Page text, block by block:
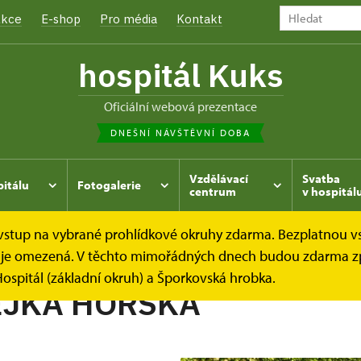
E-shop Pro média Kontakt
hospitál Kuks
oficiální webová prezentace
DNEŠNÍ NÁVŠTĚVNÍ DOBA
Fotogalerie
Vzdělávací
centrum
Svatba
v
na vybrané prohlídkové okruhy zdarma. Bezplatnou
omezená. V těchto mimořádných dnech budou zdarma
(základní okruh) a Šporkovská hrobka.
Kukský herbář - aneb co u nás roste...
HORSKÁ